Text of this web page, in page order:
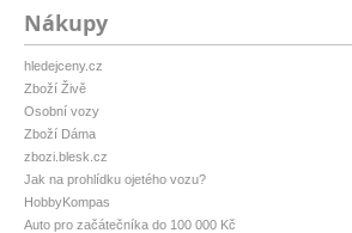
Nákupy
hledejceny.cz
Zboží Živě
Osobní vozy
Zboží Dáma
zbozi.blesk.cz
Jak na prohlídku ojetého vozu?
HobbyKompas
Auto pro začátečníka do 100 000 Kč